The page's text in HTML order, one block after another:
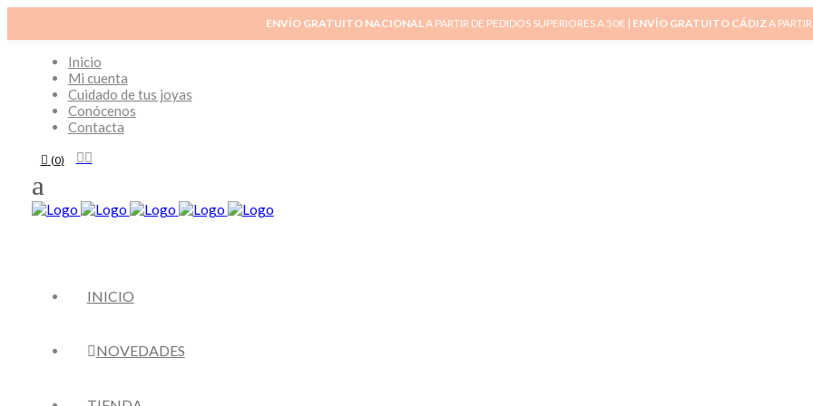
Inicio
Mi cuenta
Cuidado de tus joyas
Conócenos
Contacta
(0)
INICIO
NOVEDADES
ENVÍO GRATUITO NACIONALA PARTIR DE PEDIDOS SUPERIORES A 50€ | ENVÍO GRATUITO CÁDIZA